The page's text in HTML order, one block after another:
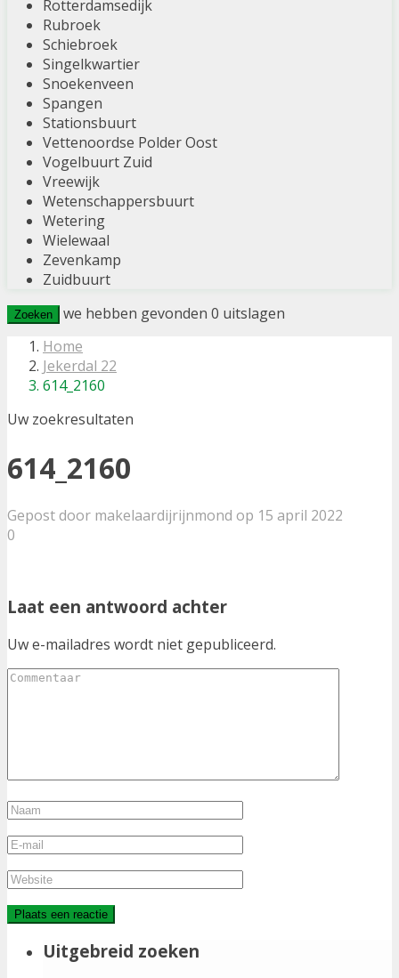
Rotterdamsedijk
Rubroek
Schiebroek
Singelkwartier
Snoekenveen
Spangen
Stationsbuurt
Vettenoordse Polder Oost
Vogelbuurt Zuid
Vreewijk
Wetenschappersbuurt
Wetering
Wielewaal
Zevenkamp
Zuidbuurt
Zoeken we hebben gevonden 0 uitslagen
Home
Jekerdal 22
614_2160
Uw zoekresultaten
614_2160
Gepost door makelaardijrijnmond op 15 april 2022
0
Laat een antwoord achter
Uw e-mailadres wordt niet gepubliceerd.
Uitgebreid zoeken